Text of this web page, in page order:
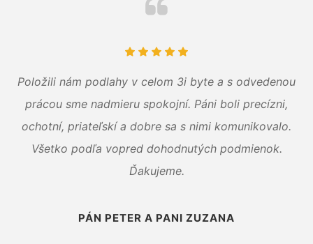
Položili nám podlahy v celom 3i byte a s odvedenou
prácou sme nadmieru spokojní. Páni boli precízni,
ochotní, priateľskí a dobre sa s nimi komunikovalo.
Všetko podľa vopred dohodnutých podmienok.
Ďakujeme.
PÁN PETER A PANI ZUZANA